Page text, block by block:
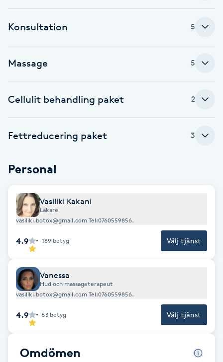
Fransk manikyr
Frekvensterapi
Friskvårdsmassage
Funktionsanalys
Färgning
Gel naglar
Gelenaglar
Gellack
Gellack med förstärkning
Konsultation 5
Massage 5
Cellulit behandling paket 2
Fettreducering paket 3
Personal
Vasiliki Kakani
Läkare
vasiliki.botox@gmail.com Tel:0760559856.
4.9 189 betyg Välj tjänst
Vanessa
Hud och massageterapeut
vasiliki.botox@gmail.com Tel:0760559856.
4.9 53 betyg Välj tjänst
Omdömen